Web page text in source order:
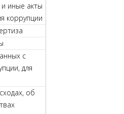
иные акты
коррупции
с
для
об